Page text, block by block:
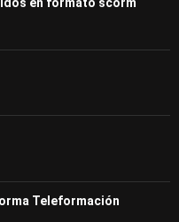
Teleformación